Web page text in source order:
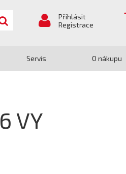
Přihlásit
Registrace
Servis O nákupu
VY